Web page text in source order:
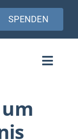
SPENDEN
Toggle